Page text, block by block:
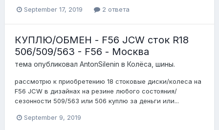
September 17, 2019 2 ответа
КУПЛЮ/ОБМЕН - F56 JCW сток R18
506/509/563 - F56 - Москва
тема опубликовал AntonSilenin в Колёса, шины.
рассмотрю к приобретению 18 стоковые диски/колеса на
F56 JCW в дизайнах на резине любого состояния/
сезонности 509/563 или 506 куплю за деньги или...
September 9, 2019